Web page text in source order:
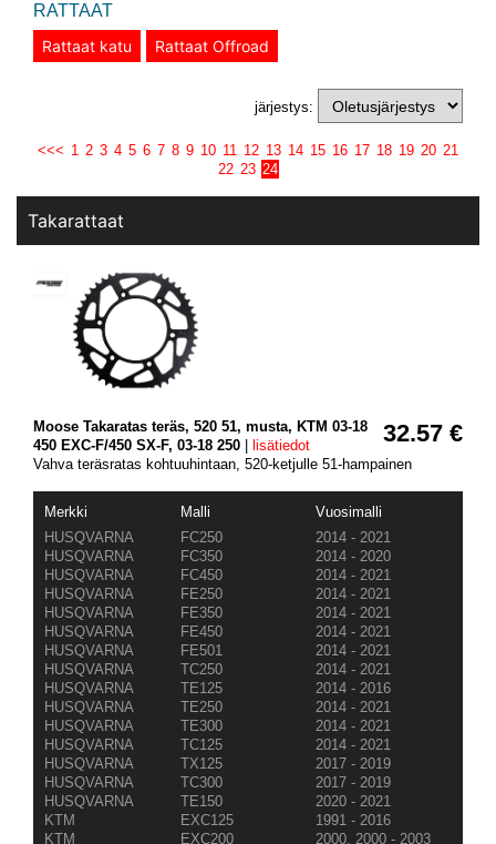
RATTAAT
Rattaat katu
Rattaat Offroad
järjestys:
<<< 1 2 3 4 5 6 7 8 9 10 11 12 13 14 15 16 17 18 19 20 21
22 23 24
Takarattaat
32.57 €
Moose Takaratas teräs, 520 51, musta, KTM 03-18
450 EXC-F/450 SX-F, 03-18 250
lisätiedot
Vahva teräsratas kohtuuhintaan, 520-ketjulle 51-hampainen
Merkki Malli
Vuosimalli
HUSQVARNA
FC250
2014 - 2021
HUSQVARNA
FC350
2014 - 2020
HUSQVARNA
FC450
2014 - 2021
HUSQVARNA
FE250
2014 - 2021
HUSQVARNA
FE350
2014 - 2021
HUSQVARNA
FE450
2014 - 2021
HUSQVARNA
FE501
2014 - 2021
HUSQVARNA
TC250
2014 - 2021
HUSQVARNA
TE125
2014 - 2016
HUSQVARNA
TE250
2014 - 2021
HUSQVARNA
TE300
2014 - 2021
HUSQVARNA
TC125
2014 - 2021
HUSQVARNA
TX125
2017 - 2019
HUSQVARNA
TC300
2017 - 2019
HUSQVARNA
TE150
2020 - 2021
KTM
EXC125
1991 - 2016
KTM
EXC200
2000, 2000 - 2003